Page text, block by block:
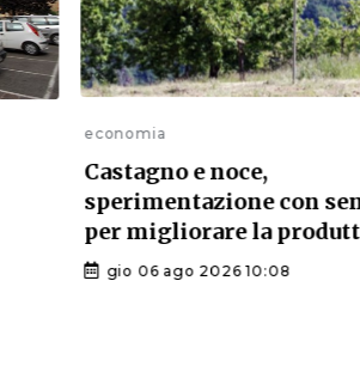
economia
Castagno e noce,
sperimentazione con
per migliorare la
gio 06 ago 2026 10:08